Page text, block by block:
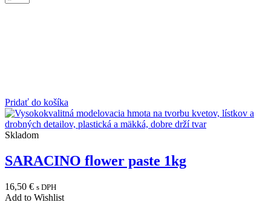
Pridať do košíka
Skladom
SARACINO flower paste 1kg
16,50 € s DPH
Add to Wishlist